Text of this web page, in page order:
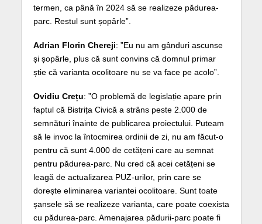
termen, ca până în 2024 să se realizeze pădurea-
parc. Restul sunt șopârle”.
Adrian Florin Chereji: ”Eu nu am gânduri ascunse
și șopârle, plus că sunt convins că domnul primar
știe că varianta ocolitoare nu se va face pe acolo”.
Ovidiu Crețu: ”O problemă de legislație apare prin
faptul că Bistrița Civică a strâns peste 2.000 de
semnături înainte de publicarea proiectului. Puteam
să le invoc la întocmirea ordinii de zi, nu am făcut-o
pentru că sunt 4.000 de cetățeni care au semnat
pentru pădurea-parc. Nu cred că acei cetățeni se
leagă de actualizarea PUZ-urilor, prin care se
dorește eliminarea variantei ocolitoare. Sunt toate
șansele să se realizeze varianta, care poate coexista
cu pădurea-parc. Amenajarea pădurii-parc poate fi